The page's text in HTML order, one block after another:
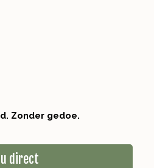
Zonder gedoe.
direct